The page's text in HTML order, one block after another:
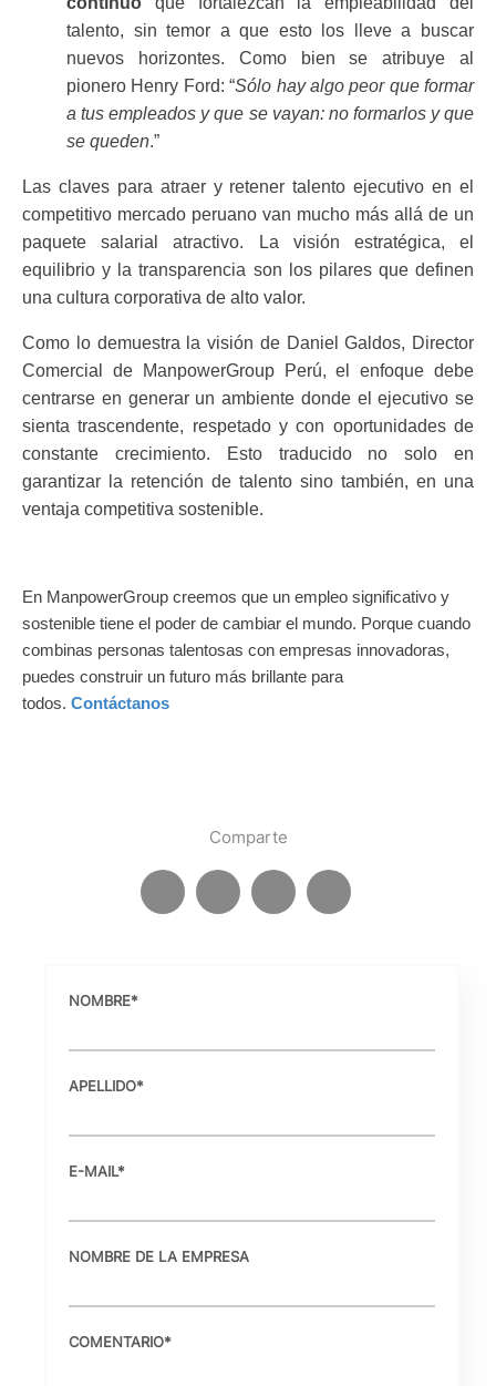
talento, sin temor a que esto los lleve a buscar
nuevos horizontes. Como bien se atribuye al
pionero Henry Ford: “Sólo hay algo peor que formar
a tus empleados y que se vayan: no formarlos y que
se queden.”
Las claves para atraer y retener talento ejecutivo en el
competitivo mercado peruano van mucho más allá de un
paquete salarial atractivo. La visión estratégica, el
equilibrio y la transparencia son los pilares que definen
una cultura corporativa de alto valor.
Como lo demuestra la visión de Daniel Galdos, Director
Comercial de ManpowerGroup Perú, el enfoque debe
centrarse en generar un ambiente donde el ejecutivo se
sienta trascendente, respetado y con oportunidades de
constante crecimiento. Esto traducido no solo en
garantizar la retención de talento sino también, en una
ventaja competitiva sostenible.
En ManpowerGroup creemos que un empleo significativo y
sostenible tiene el poder de cambiar el mundo. Porque cuando
combinas personas talentosas con empresas innovadoras,
puedes construir un futuro más brillante para
todos. Contáctanos
Comparte
NOMBRE*
APELLIDO*
E-MAIL*
NOMBRE DE LA EMPRESA
COMENTARIO*